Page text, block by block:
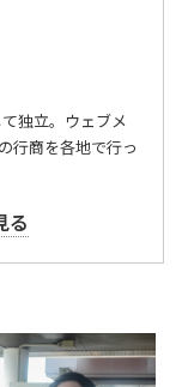
独立。ウェブメ
行商を各地で行っ
る